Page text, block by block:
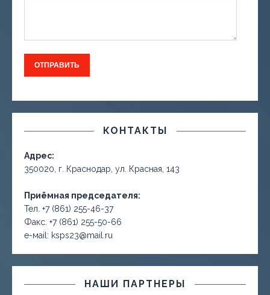
КОНТАКТЫ
Адрес:
350020, г. Краснодар, ул. Красная, 143
Приёмная председателя:
Тел. +7 (861) 255-46-37
Факс. +7 (861) 255-50-66
е-маil: ksps23@mail.ru
НАШИ ПАРТНЕРЫ